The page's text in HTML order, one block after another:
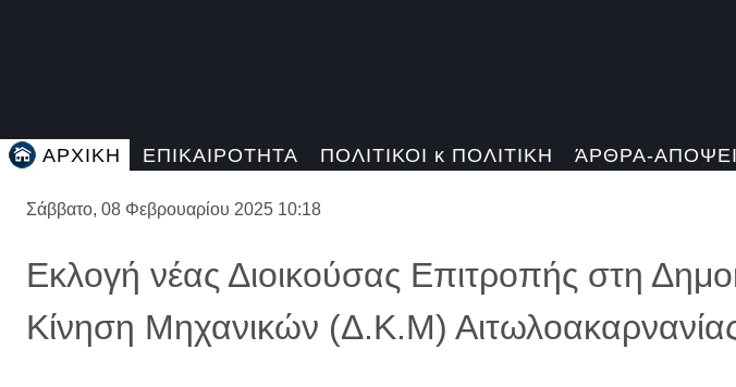
ΑΡΧΙΚΗ ΕΠΙΚΑΙΡΟΤΗΤΑ ΠΟΛΙΤΙΚΟΙ κ ΠΟΛΙΤΙΚΗ ΆΡΘΡΑ-
Σάββατο, 08 Φεβρουαρίου 2025 10:18
Εκλογή νέας Διοικούσας Επιτροπής στη
Κίνηση Μηχανικών (Δ.Κ.Μ)